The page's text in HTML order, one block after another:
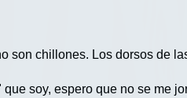
son chillones. Los dorsos de
soy, espero que no se me